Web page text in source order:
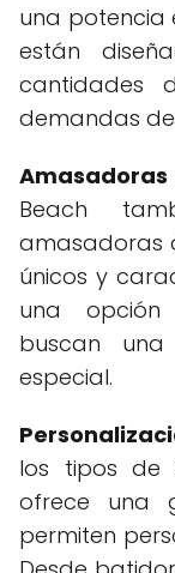
una potencia
están
cantidades
demandas
Beach
amasadoras
únicos y
una opción
buscan
especial.
los tipos de
ofrece una
permiten